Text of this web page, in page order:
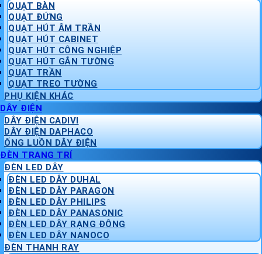
QUẠT BÀN
QUẠT ĐỨNG
QUẠT HÚT ÂM TRẦN
QUẠT HÚT CABINET
QUẠT HÚT CÔNG NGHIỆP
QUẠT HÚT GẮN TƯỜNG
QUẠT TRẦN
QUẠT TREO TƯỜNG
PHỤ KIỆN KHÁC
DÂY ĐIỆN
DÂY ĐIỆN CADIVI
DÂY ĐIỆN DAPHACO
ỐNG LUỒN DÂY ĐIỆN
ĐÈN TRANG TRÍ
ĐÈN LED DÂY
ĐÈN LED DÂY DUHAL
ĐÈN LED DÂY PARAGON
ĐÈN LED DÂY PHILIPS
ĐÈN LED DÂY PANASONIC
ĐÈN LED DÂY RẠNG ĐÔNG
ĐÈN LED DÂY NANOCO
ĐÈN THANH RAY